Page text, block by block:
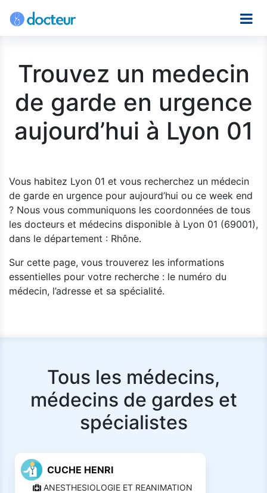
Trouvez un medecin
de garde en urgence
aujourd’hui à Lyon 01
Vous habitez Lyon 01 et vous recherchez un médecin
de garde en urgence pour aujourd’hui ou ce week end
? Nous vous communiquons les coordonnées de tous
les docteurs et médecins disponible à Lyon 01 (69001),
dans le département : Rhône.
Sur cette page, vous trouverez les informations
essentielles pour votre recherche : le numéro du
médecin, l’adresse et sa spécialité.
Tous les médecins,
médecins de gardes et
spécialistes
CUCHE HENRI
ANESTHESIOLOGIE ET REANIMATION